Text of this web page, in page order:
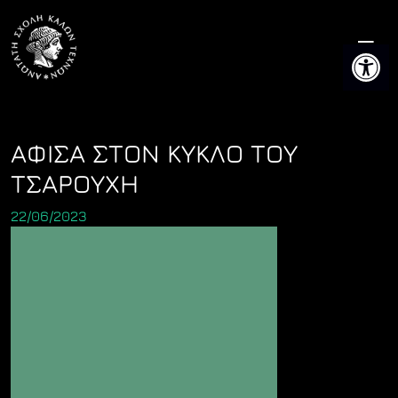
content
ΑΦΙΣΑ ΣΤΟΝ ΚΥΚΛΟ ΤΟΥ
ΤΣΑΡΟΥΧΗ
22/06/2023